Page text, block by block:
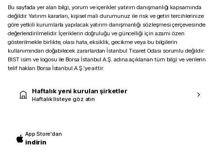
Bu sayfada yer alan bilgi, yorum ve içerikler yatırım danışmanlığı kapsamında
değildir. Yatırım kararları, kişisel mali durumunuz ile risk ve getiri tercihlerinize
göre yetkili kurumlarla yapılacak yatırım danışmanlığı sözleşmesi çerçevesinde
değerlendirilmelidir. İçeriklerin doğruluğu ve güncelliği için azami özen
gösterilmekle birlikte, olası hata, eksiklik, gecikme veya bu bilgilerin
kullanımından doğabilecek zararlardan İstanbul Ticaret Odası sorumlu değildir.
BIST isim ve logosu ile Borsa İstanbul A.Ş. adına açıklanan tüm bilgi ve verilerin
telif hakları Borsa İstanbul A.Ş.’ye aittir.
Haftalık yeni kurulan şirketler
Haftalık listeye göz atın
App Store'dan
indirin